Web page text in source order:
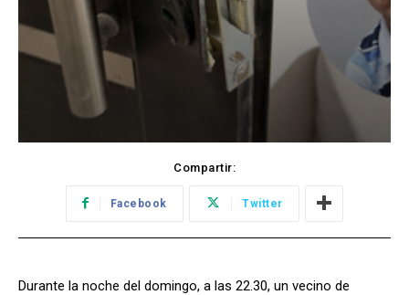
Compartir:
Facebook Twitter
Durante la noche del domingo, a las 22.30, un vecino de